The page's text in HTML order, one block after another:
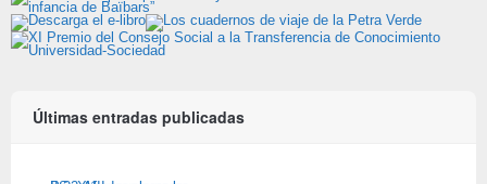
Últimas entradas publicadas